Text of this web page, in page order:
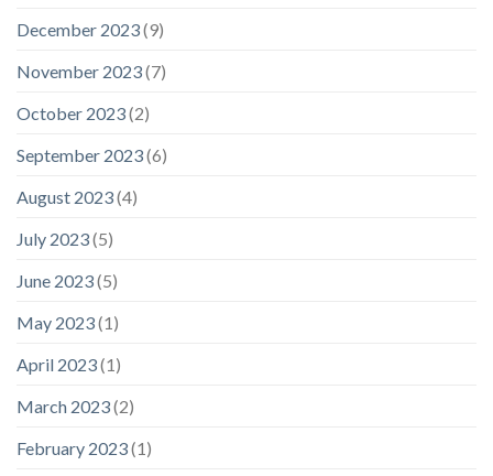
December 2023(9)
November 2023(7)
October 2023(2)
September 2023(6)
August 2023(4)
July 2023(5)
June 2023(5)
May 2023(1)
April 2023(1)
March 2023(2)
February 2023(1)